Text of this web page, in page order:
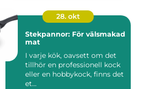
28. okt
Stekpannor: För välsmakad
mat
I varje kök, oavsett om det
tillhör en professionell kock
eller en hobbykock, finns det
et...